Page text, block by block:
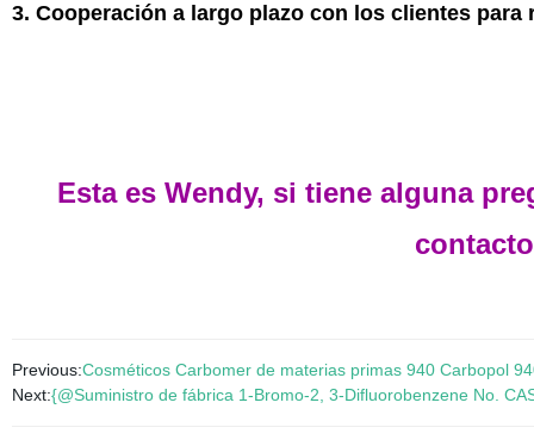
3. Cooperación a largo plazo con los clientes
Esta es Wendy, si tiene alguna
Previous:Cosméticos Carbomer de materias primas 940 Carbopol
Next:{@Suministro de fábrica 1-Bromo-2, 3-Difluorobenzene No.